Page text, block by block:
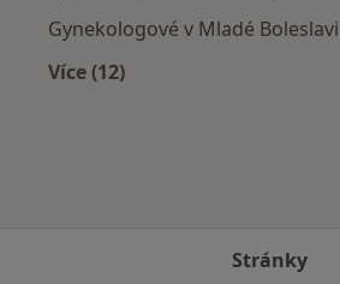
Gynekologové v Mladé Boleslavi
Více (12)
Stránky